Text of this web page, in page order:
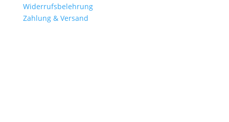
Widerrufsbelehrung
Zahlung & Versand